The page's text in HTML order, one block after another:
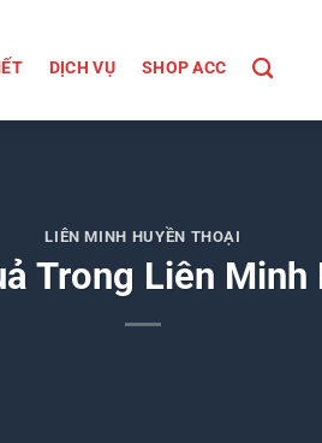
DỊCH VỤ SHOP ACC
LIÊN MINH HUYỀN THOẠI
Trong Liên